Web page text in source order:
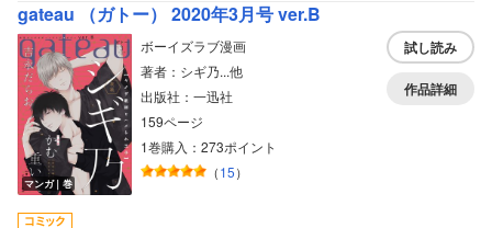
gateau （ガトー） 2020年3月号 ver.B
マンガ｜巻
ボーイズラブ漫画
著者：シギ乃...他
出版社：一迅社
159ページ
1巻購入：273ポイント
（15）
試し読み
作品詳細